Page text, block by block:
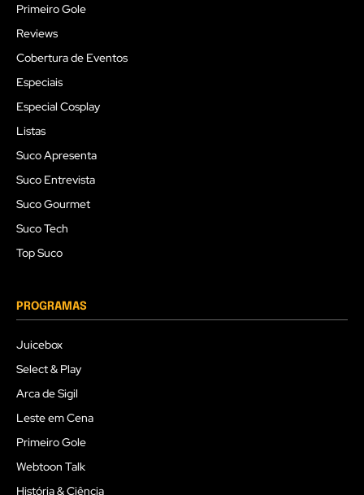
Primeiro Gole
Reviews
Cobertura de Eventos
Especiais
Especial Cosplay
Listas
Suco Apresenta
Suco Entrevista
Suco Gourmet
Suco Tech
Top Suco
PROGRAMAS
Juicebox
Select & Play
Arca de Sigil
Leste em Cena
Primeiro Gole
Webtoon Talk
História & Ciência